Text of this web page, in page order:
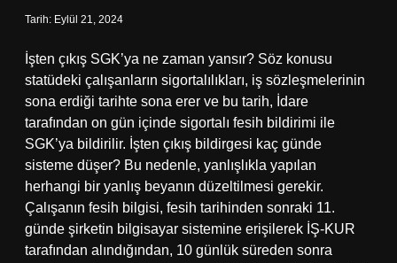
Tarih: Eylül 21, 2024
İşten çıkış SGK’ya ne zaman yansır? Söz konusu
statüdeki çalışanların sigortalılıkları, iş sözleşmelerinin
sona erdiği tarihte sona erer ve bu tarih, İdare
tarafından on gün içinde sigortalı fesih bildirimi ile
SGK’ya bildirilir. İşten çıkış bildirgesi kaç günde
sisteme düşer? Bu nedenle, yanlışlıkla yapılan
herhangi bir yanlış beyanın düzeltilmesi gerekir.
Çalışanın fesih bilgisi, fesih tarihinden sonraki 11.
günde şirketin bilgisayar sistemine erişilerek İŞ-KUR
tarafından alındığından, 10 günlük süreden sonra